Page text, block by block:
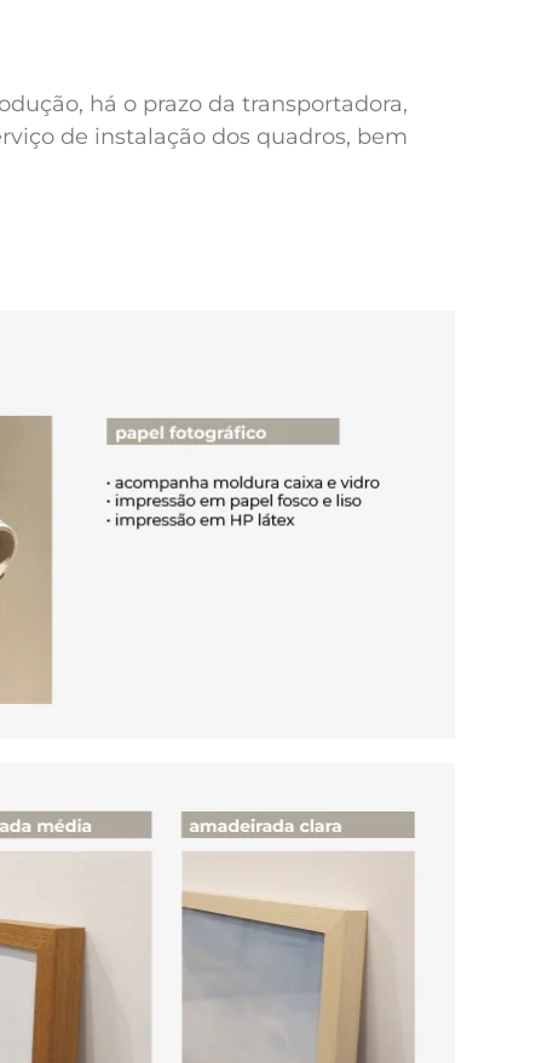
há o prazo da transportadora,
de instalação dos quadros, bem